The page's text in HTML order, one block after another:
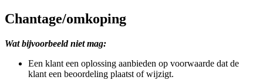
Chantage/omkoping
Wat bijvoorbeeld niet mag:
Een klant een oplossing aanbieden op voorwaarde dat de
klant een beoordeling plaatst of wijzigt.